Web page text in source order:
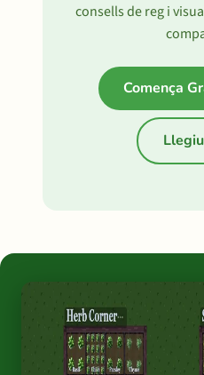
consells de reg i
Comença